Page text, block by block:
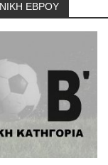
ΕΒΡΟΥ